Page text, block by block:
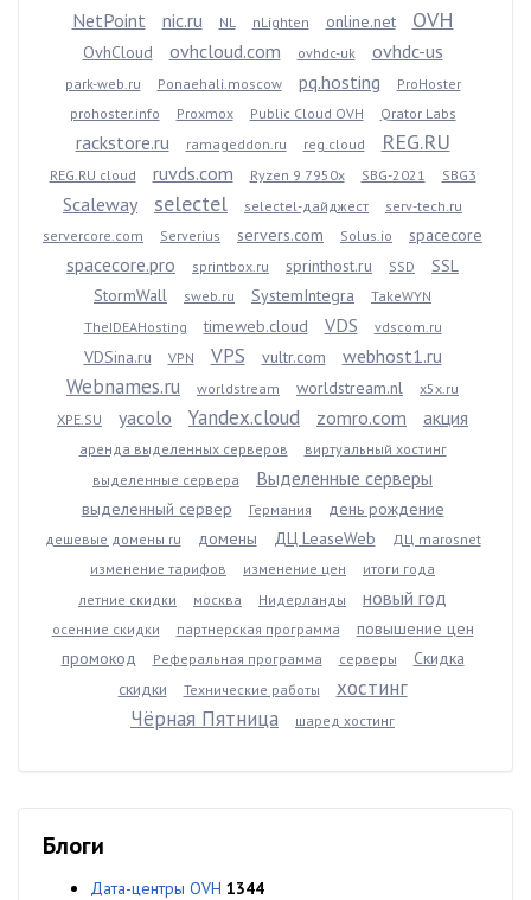
NetPoint
nic.ru NL nLighten online.net OVH
OvhCloud ovhcloud.com ovhdc-uk ovhdc-us
park-web.ru Ponaehali.moscow pq.hosting
ProHoster
prohoster.info
Proxmox Public Cloud OVH Qrator Labs
rackstore.ru ramageddon.ru reg.cloud REG.RU
REG.RU cloud ruvds.com Ryzen 9 7950x SBG-2021 SBG3
Scaleway selectel selectel-дайджест
serv-tech.ru
servercore.com
Serverius servers.com Solus.io spacecore
spacecore.pro sprintbox.ru sprinthost.ru SSD
SSL
StormWall
sweb.ru SystemIntegra
TakeWYN
TheIDEAHosting
timeweb.cloud VDS vdscom.ru
VDSina.ru VPN VPS vultr.com webhost1.ru
Webnames.ru worldstream worldstream.nl
x5x.ru
XPE.SU
yacolo Yandex.cloud zomro.com акция
аренда выделенных серверов
виртуальный хостинг
выделенные сервера
Выделенные серверы
выделенный сервер Германия день рождение
дешевые домены ru домены ДЦ LeaseWeb
ДЦ marosnet
изменение тарифов
изменение цен
итоги года
летние скидки
москва Нидерланды новый год
осенние скидки партнерская программа
повышение цен
промокод
Реферальная программа серверы
Скидка
скидки
Технические работы
хостинг
Чёрная Пятница
шаред хостинг
Блоги
Дата-центры OVH 1344